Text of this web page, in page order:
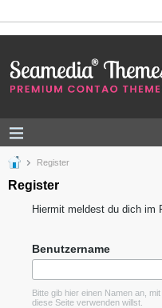
Register
Register
Hiermit meldest du dich im
Benutzername
Bitte gib hier einen Namen an,
diese Seite verwenden willst.